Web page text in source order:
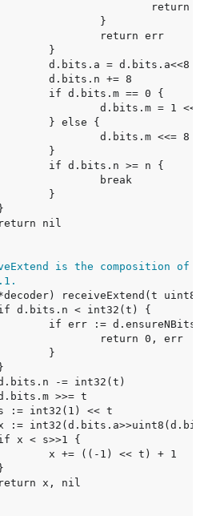
is the composition of